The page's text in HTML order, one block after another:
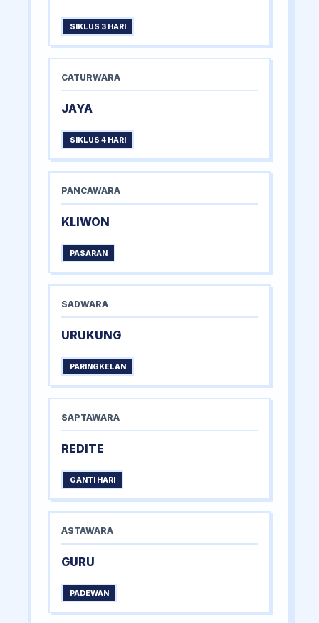
SIKLUS 3 HARI
CATURWARA
JAYA
SIKLUS 4 HARI
PANCAWARA
KLIWON
PASARAN
SADWARA
URUKUNG
PARINGKELAN
SAPTAWARA
REDITE
GANTI HARI
ASTAWARA
GURU
PADEWAN